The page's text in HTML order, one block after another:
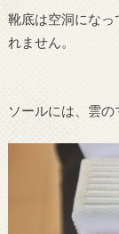
靴底は空洞にな
れません。
ソールには、雲の